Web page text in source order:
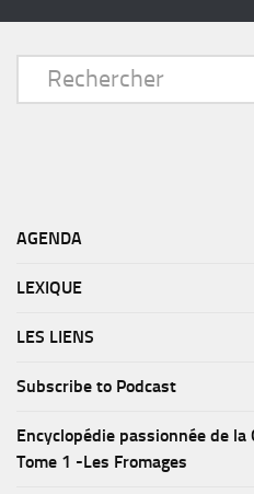
AGENDA
LEXIQUE
LES LIENS
Subscribe to Podcast
Encyclopédie passionnée de
Tome 1 -Les Fromages